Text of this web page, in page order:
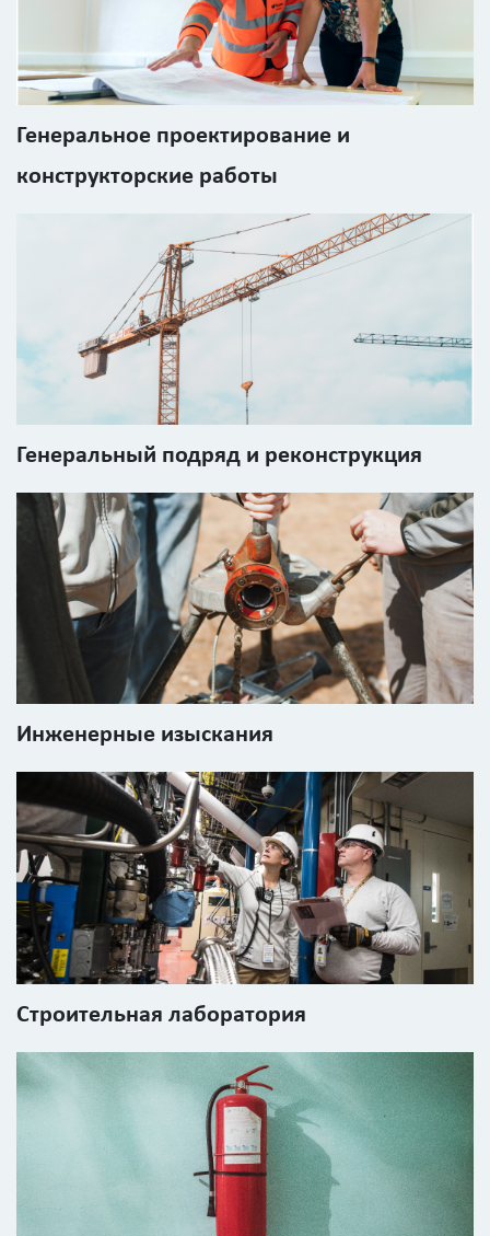
Генеральное проектирование и
конструкторские работы
Генеральный подряд и реконструкция
Инженерные изыскания
Строительная лаборатория